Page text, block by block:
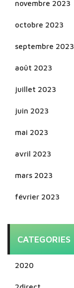
novembre 2023
octobre 2023
septembre 2023
août 2023
juillet 2023
juin 2023
mai 2023
avril 2023
mars 2023
février 2023
CATEGORIES
2020